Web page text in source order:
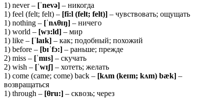
1) never – [ˈnevə] – никогда
1) feel (felt; felt) – [fi:l (felt; felt)] – чувствовать; ощущать
1) nothing – [ˈnʌθɪŋ] – ничего
1) world – [wɜ:ld] – мир
1) like – [ˈlaɪk] – как; подобный; похожий
1) before – [bɪˈfɔ:] – раньше; прежде
2) miss – [ˈmɪs] – скучать
2) wish – [ˈwɪʃ] – хотеть; желать
1) come (came; come) back – [kʌm (keɪm; kʌm) bæk] –
возвращаться
1) through – [θru:] – сквозь; через